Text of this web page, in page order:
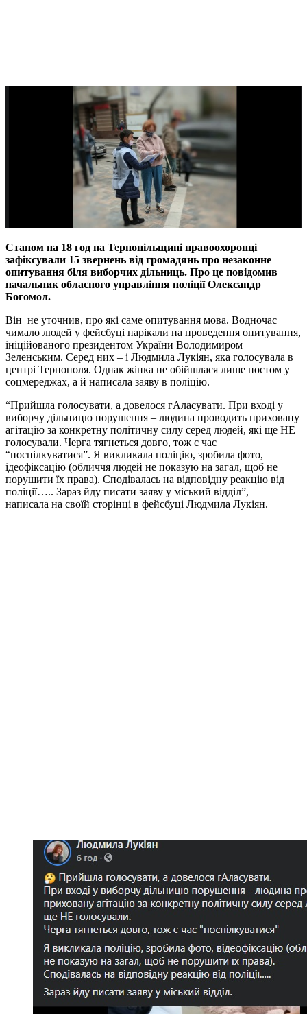
Станом на 18 год на Тернопільщині правоохоронці
зафіксували 15 звернень від громадянь про незаконне
опитування біля виборчих дільниць. Про це повідомив
начальник обласного управління поліції Олександр
Богомол.
Він не уточнив, про які саме опитування мова. Водночас
чимало людей у фейсбуці нарікали на проведення опитування,
ініційованого президентом України Володимиром
Зеленським. Серед них – і Людмила Лукіян, яка голосувала в
центрі Тернополя. Однак жінка не обійшлася лише постом у
соцмереджах, а й написала заяву в поліцію.
“Прийшла голосувати, а довелося гАласувати. При вході у
виборчу дільницю порушення – людина проводить приховану
агітацію за конкретну політичну силу серед людей, які ще НЕ
голосували. Черга тягнеться довго, тож є час
“поспілкуватися”. Я викликала поліцію, зробила фото,
ідеофіксацію (обличчя людей не показую на загал, щоб не
порушити їх права). Сподівалась на відповідну реакцію від
поліції….. Зараз йду писати заяву у міський відділ”, –
написала на своїй сторінці в фейсбуці Людмила Лукіян.